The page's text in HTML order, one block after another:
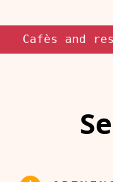
Cafès and